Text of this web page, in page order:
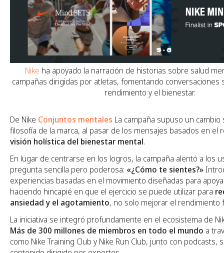
Nike ha apoyado la narración de historias sobre salud
campañas dirigidas por atletas, fomentando conversaciones
rendimiento y el bienestar.
De Nike Conjuntos mentales La campaña supuso un cambio
filosofía de la marca, al pasar de los mensajes basados en el
visión holística del bienestar mental.
En lugar de centrarse en los logros, la campaña alentó a los
pregunta sencilla pero poderosa: «¿Cómo te sientes?»
experiencias basadas en el movimiento diseñadas para
haciendo hincapié en que el ejercicio se puede utilizar para
ansiedad y el agotamiento, no solo mejorar el rendimiento
La iniciativa se integró profundamente en el ecosistema de
Más de 300 millones de miembros en todo el mundo a
como Nike Training Club y Nike Run Club, junto con podcasts,